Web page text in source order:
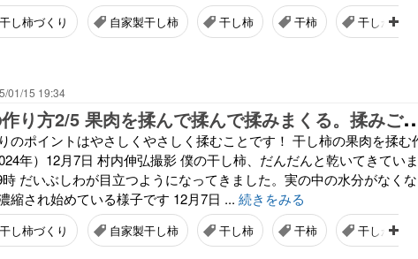
干し柿づくり 自家製干し柿 干し柿 干柿 干しかご
01/15 19:34
し柿の作り方2/5 果肉を揉んで揉
のポイントはやさしくやさしく揉むことです！ 干し柿の果肉を揉む
年）12月7日 村内伸弘撮影 僕の干し柿、だんだんと乾いてきてい
だいぶしわが目立つようになってきました。実の中の水分がなく
縮され始めている様子です 12月7日 ... 続きをみる
干し柿づくり 自家製干し柿 干し柿 干柿 干しかご